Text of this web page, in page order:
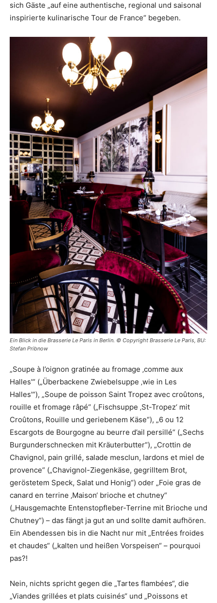
sich Gäste „auf eine authentische, regional und saisonal
inspirierte kulinarische Tour de France“ begeben.
Ein Blick in die Brasserie Le Paris in Berlin. © Copyright Brasserie Le Paris, BU:
Stefan Pribnow
„Soupe à l’oignon gratinée au fromage ‚comme aux
Halles'“ („Überbackene Zwiebelsuppe ‚wie in Les
Halles'“), „Soupe de poisson Saint Tropez avec croûtons,
rouille et fromage râpé“ („Fischsuppe ‚St-Tropez‘ mit
Croûtons, Rouille und geriebenem Käse“), „6 ou 12
Escargots de Bourgogne au beurre d’ail persillé“ („Sechs
Burgunderschnecken mit Kräuterbutter“), „Crottin de
Chavignol, pain grillé, salade mesclun, lardons et miel de
provence“ („Chavignol-Ziegenkäse, gegrilltem Brot,
geröstetem Speck, Salat und Honig“) oder „Foie gras de
canard en terrine ‚Maison‘ brioche et chutney“
(„Hausgemachte Entenstopfleber-Terrine mit Brioche und
Chutney“) – das fängt ja gut an und sollte damit aufhören.
Ein Abendessen bis in die Nacht nur mit „Entrées froides
et chaudes“ („kalten und heißen Vorspeisen“ – pourquoi
pas?!
Nein, nichts spricht gegen die „Tartes flambées“, die
„Viandes grillées et plats cuisinés“ und „Poissons et